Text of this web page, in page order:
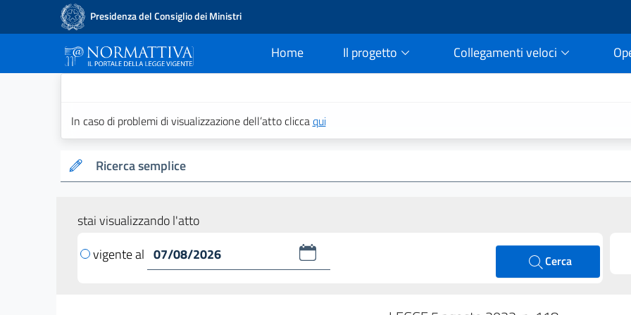
Presidenza del Consiglio dei Ministri
Home
current Il progetto Collegamenti veloci
In caso di problemi di visualizzazione dell’atto cliccaqui
Ricerca semplice
stai visualizzando l'atto
vigente al
Cerca